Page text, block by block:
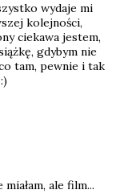
wydaje mi
kolejności,
ciekawa jestem,
gdybym nie
tam, pewnie i tak
ale film...